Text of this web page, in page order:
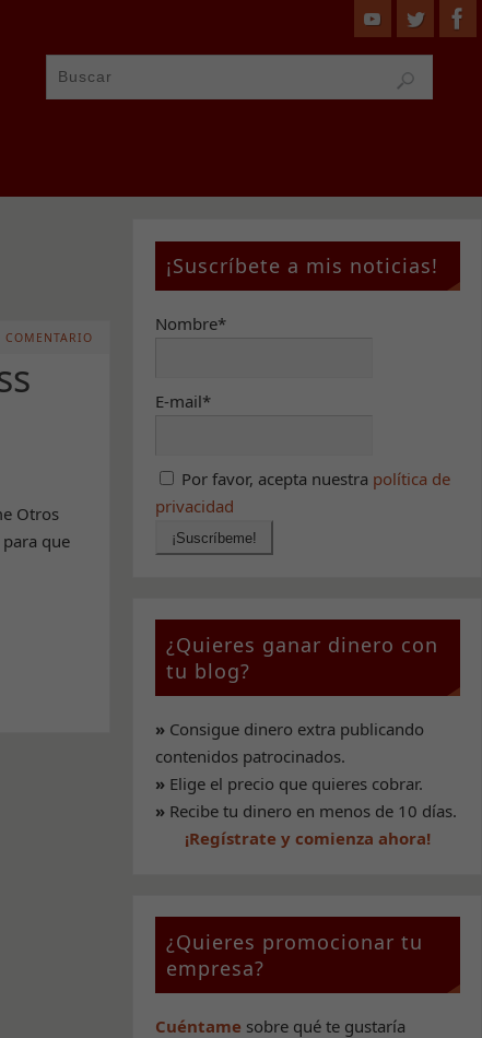
COMENTARIO
Otros
que
¡Suscríbete a mis noticias!
Nombre*
E-mail*
Por favor, acepta nuestra política de
privacidad
¿Quieres ganar dinero con
tu blog?
»Consigue dinero extra publicando
contenidos patrocinados.
»Elige el precio que quieres cobrar.
»Recibe tu dinero en menos de 10 días.
¡Regístrate y comienza ahora!
¿Quieres promocionar tu
empresa?
Cuéntame sobre qué te gustaría